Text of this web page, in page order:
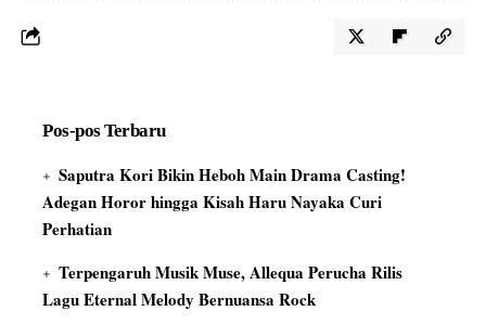
Pos-pos Terbaru
Saputra Kori Bikin Heboh Main Drama Casting!
Adegan Horor hingga Kisah Haru Nayaka Curi
Perhatian
Terpengaruh Musik Muse, Allequa Perucha Rilis
Lagu Eternal Melody Bernuansa Rock